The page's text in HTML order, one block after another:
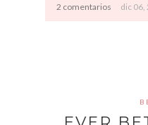
2 comentarios dic 06,